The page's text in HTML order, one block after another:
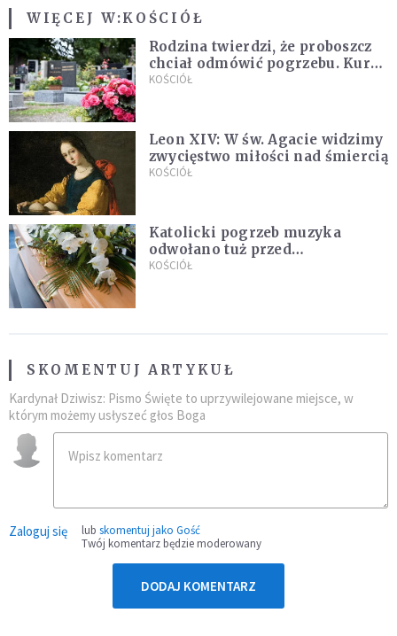
WIĘCEJ W:KOŚCIÓŁ
Rodzina twierdzi, że proboszcz
chciał odmówić pogrzebu. Kuria
zapowiada wyjaśnienia
KOŚCIÓŁ
Leon XIV: W św. Agacie widzimy
zwycięstwo miłości nad śmiercią
KOŚCIÓŁ
Katolicki pogrzeb muzyka
odwołano tuż przed
uroczystością. Powodem była
KOŚCIÓŁ
SKOMENTUJ ARTYKUŁ
Kardynał Dziwisz: Pismo Święte to uprzywilejowane miejsce, w
którym możemy usłyszeć głos Boga
Zaloguj się lub skomentuj jako Gość
Twój komentarz będzie moderowany
DODAJ KOMENTARZ